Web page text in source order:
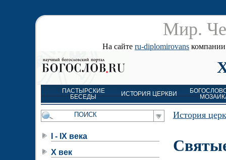
Мир.
На сайте ru-diplomirovans компании
ПАСТЫРСКИЕ
БЕСЕДЫ
ИСТОРИЯ ЦЕРКВИ
История
I - IX века
X век